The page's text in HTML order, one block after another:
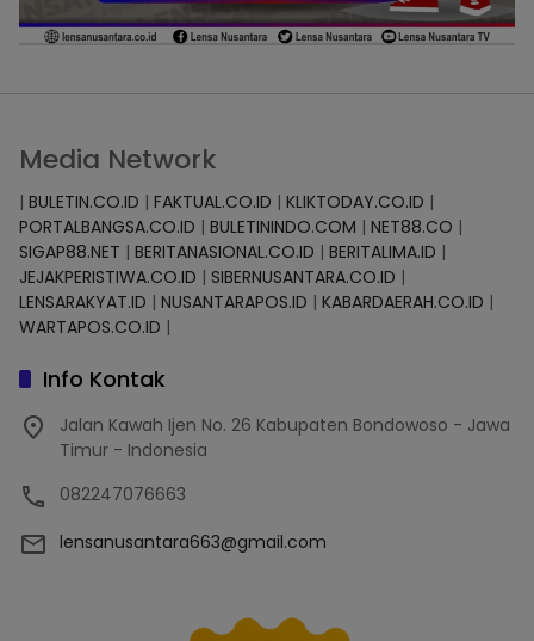
Media Network
| BULETIN.CO.ID | FAKTUAL.CO.ID | KLIKTODAY.CO.ID |
PORTALBANGSA.CO.ID | BULETININDO.COM | NET88.CO |
SIGAP88.NET | BERITANASIONAL.CO.ID | BERITALIMA.ID |
JEJAKPERISTIWA.CO.ID | SIBERNUSANTARA.CO.ID |
LENSARAKYAT.ID | NUSANTARAPOS.ID | KABARDAERAH.CO.ID |
WARTAPOS.CO.ID |
Info Kontak
Jalan Kawah Ijen No. 26 Kabupaten Bondowoso - Jawa
Timur - Indonesia
082247076663
lensanusantara663@gmail.com